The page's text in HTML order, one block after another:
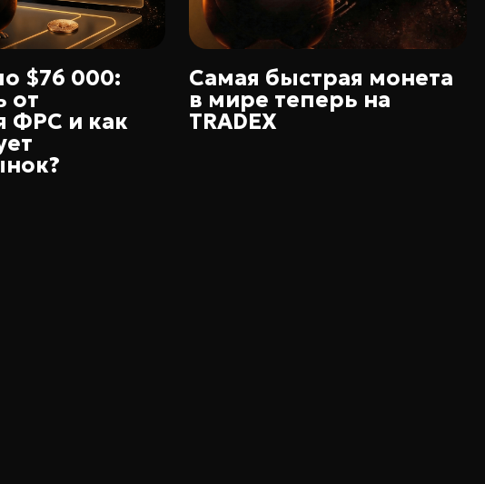
$76 000:
от
ФРС и как
Самая быстрая монета
в мире теперь на
TRADEX